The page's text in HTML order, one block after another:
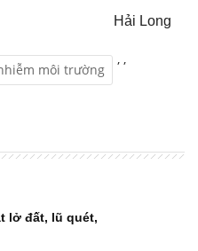
Hải Long
,
môi trường
,
lở đất, lũ quét,